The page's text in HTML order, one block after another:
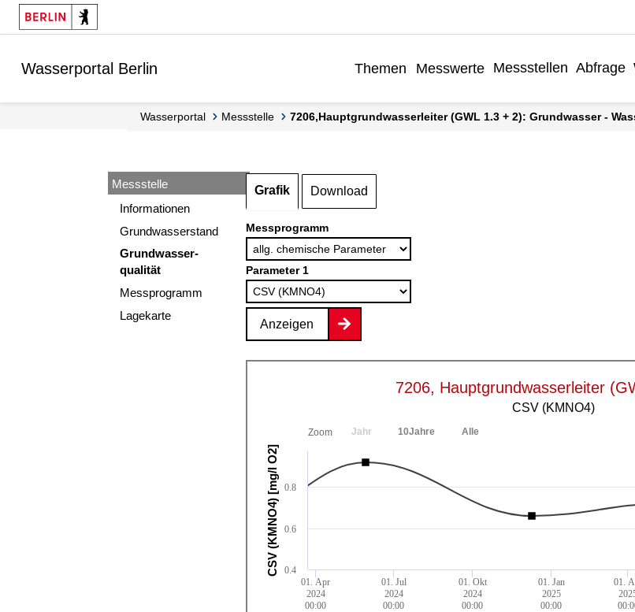
Springe zur Navigation
Springe zum Inhalt
Wasserportal Berlin Themen Messwerte Messstellen Abfrage
Wasserportal Messstelle 7206,Hauptgrundwasserleiter (GWL 1.3 + 2): Grundwasser -
Messstelle
Informationen
Grundwasserstand
Grundwasser-
qualität
Messprogramm
Lagekarte
Grafik Download
Messprogramm
Parameter 1
Anzeigen
CSV (KMNO4) [mg/l O2]
7206, Hauptgrundwasserleiter
CSV (KMNO4)
01. Apr
2024
00:00
01. Jul
2024
00:00
01. Okt
2024
00:00
01. Jan
2025
00:00
01.
0.6
0.8
0.4
Zoom Jahr 10Jahre Alle